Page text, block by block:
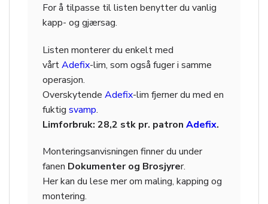
For å tilpasse til listen benytter du vanlig
kapp- og gjærsag.
Listen monterer du enkelt med
vårtAdefix-lim, som også fuger i samme
operasjon.
Overskytende Adefix-lim fjerner du med en
fuktig svamp.
Limforbruk: 28,2 stk pr. patron Adefix.
Monteringsanvisningen finner du under
fanen Dokumenter og Brosjyrer.
Her kan du lese mer om maling, kapping og
montering.